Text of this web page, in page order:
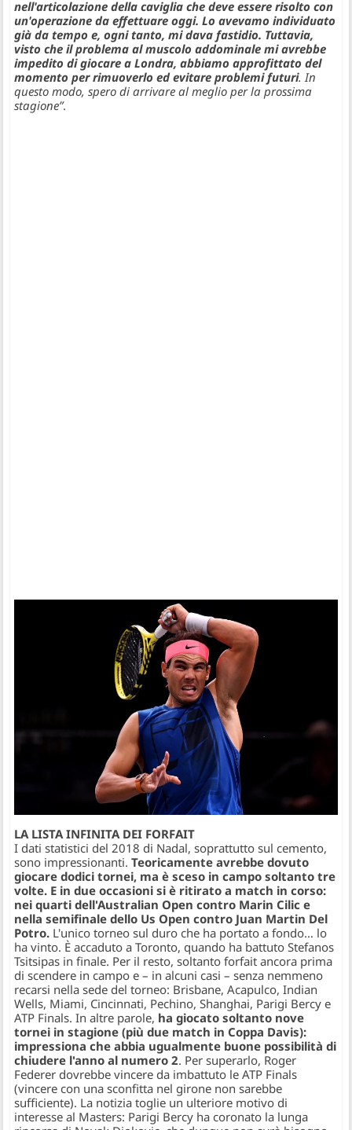
nell'articolazione della caviglia che deve essere risolto con
un'operazione da effettuare oggi. Lo avevamo individuato
già da tempo e, ogni tanto, mi dava fastidio. Tuttavia,
visto che il problema al muscolo addominale mi avrebbe
impedito di giocare a Londra, abbiamo approfittato del
momento per rimuoverlo ed evitare problemi futuri. In
questo modo, spero di arrivare al meglio per la prossima
stagione”.
LA LISTA INFINITA DEI FORFAIT
I dati statistici del 2018 di Nadal, soprattutto sul cemento,
sono impressionanti.Teoricamente avrebbe dovuto
giocare dodici tornei, ma è sceso in campo soltanto tre
volte. E in due occasioni si è ritirato a match in corso:
nei quarti dell'Australian Open contro Marin Cilic e
nella semifinale dello Us Open contro Juan Martin Del
Potro. L'unico torneo sul duro che ha portato a fondo… lo
ha vinto. È accaduto a Toronto, quando ha battuto Stefanos
Tsitsipas in finale. Per il resto, soltanto forfait ancora prima
di scendere in campo e – in alcuni casi – senza nemmeno
recarsi nella sede del torneo: Brisbane, Acapulco, Indian
Wells, Miami, Cincinnati, Pechino, Shanghai, Parigi Bercy e
ATP Finals. In altre parole, ha giocato soltanto nove
tornei in stagione (più due match in Coppa Davis):
impressiona che abbia ugualmente buone possibilità di
chiudere l'anno al numero 2. Per superarlo, Roger
Federer dovrebbe vincere da imbattuto le ATP Finals
(vincere con una sconfitta nel girone non sarebbe
sufficiente). La notizia toglie un ulteriore motivo di
interesse al Masters: Parigi Bercy ha coronato la lunga